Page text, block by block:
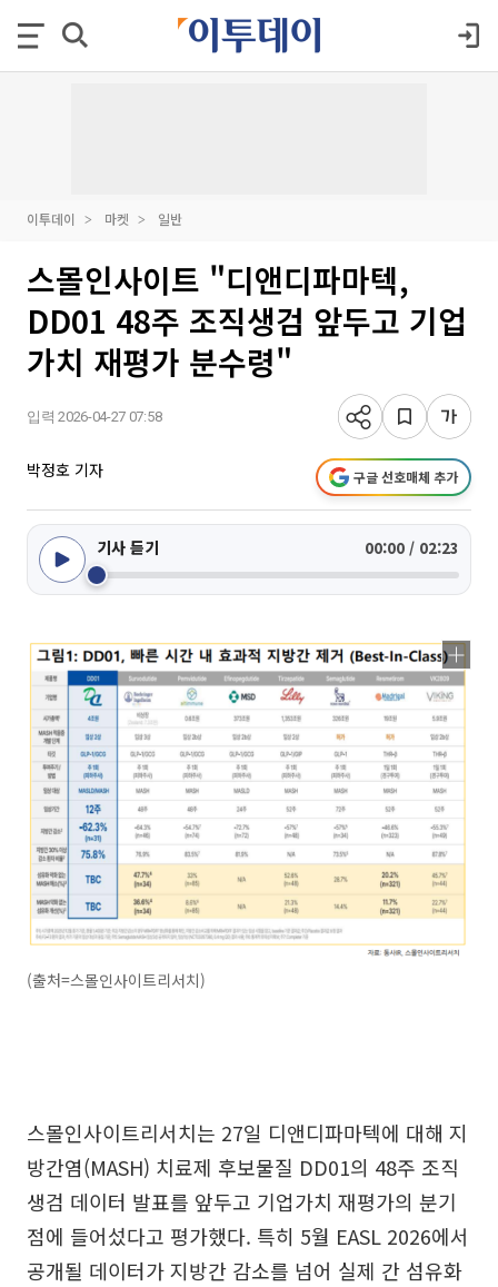
이투데이 마켓 일반
스몰인사이트 "디앤디파마텍,
DD01 48주 조직생검 앞두고 기업
가치 재평가 분수령"
입력 2026-04-27 07:58
박정호 기자 구글 선호매체 추가
기사 듣기 00:00 / 02:23
(출처=스몰인사이트리서치)
스몰인사이트리서치는 27일 디앤디파마텍에 대해 지
방간염(MASH) 치료제 후보물질 DD01의 48주 조직
생검 데이터 발표를 앞두고 기업가치 재평가의 분기
점에 들어섰다고 평가했다. 특히 5월 EASL 2026에서
공개될 데이터가 지방간 감소를 넘어 실제 간 섬유화